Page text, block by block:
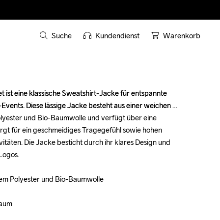
Suche Kundendienst Warenkorb
ist eine klassische Sweatshirt-Jacke für entspannte
Diese lässige Jacke besteht aus einer weichen
und Bio-Baumwolle und verfügt über eine
für ein geschmeidiges Tragegefühl sowie hohen
Die Jacke besticht durch ihr klares Design und
Polyester und Bio-Baumwolle
ist eine klassische Sweatshirt-Jacke für entspannte
Diese lässige Jacke besteht aus einer weichen
und Bio-Baumwolle und verfügt über eine
für ein geschmeidiges Tragegefühl sowie hohen
Die Jacke besticht durch ihr klares Design und
Polyester und Bio-Baumwolle